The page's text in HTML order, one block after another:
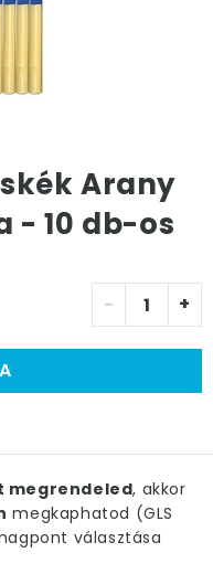
Arany
- 10 db-os
- +
megrendeled, akkor
megkaphatod (GLS
választása